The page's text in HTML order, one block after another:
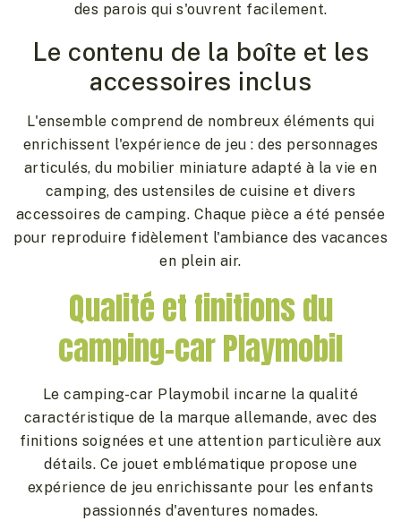
des parois qui s'ouvrent facilement.
Le contenu de la boîte et les
accessoires inclus
L'ensemble comprend de nombreux éléments qui
enrichissent l'expérience de jeu : des personnages
articulés, du mobilier miniature adapté à la vie en
camping, des ustensiles de cuisine et divers
accessoires de camping. Chaque pièce a été pensée
pour reproduire fidèlement l'ambiance des vacances
en plein air.
Qualité et finitions du
camping-car Playmobil
Le camping-car Playmobil incarne la qualité
caractéristique de la marque allemande, avec des
finitions soignées et une attention particulière aux
détails. Ce jouet emblématique propose une
expérience de jeu enrichissante pour les enfants
passionnés d'aventures nomades.